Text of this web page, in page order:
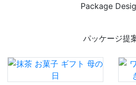
Package
パッケージ提